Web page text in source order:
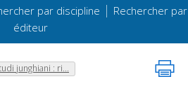
par discipline | Rechercher par
éditeur
junghiani : ri...